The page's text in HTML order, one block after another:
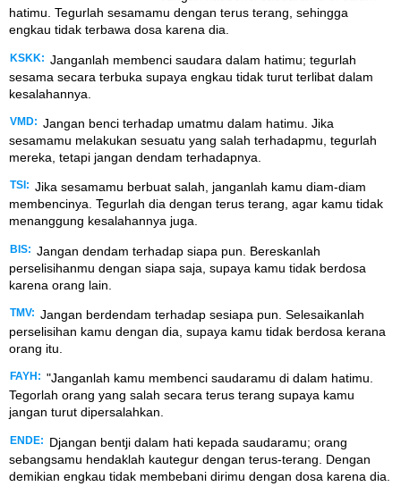
hatimu. Tegurlah sesamamu dengan terus terang, sehingga
engkau tidak terbawa dosa karena dia.
KSKK: Janganlah membenci saudara dalam hatimu; tegurlah
sesama secara terbuka supaya engkau tidak turut terlibat dalam
kesalahannya.
VMD: Jangan benci terhadap umatmu dalam hatimu. Jika
sesamamu melakukan sesuatu yang salah terhadapmu, tegurlah
mereka, tetapi jangan dendam terhadapnya.
TSI: Jika sesamamu berbuat salah, janganlah kamu diam-diam
membencinya. Tegurlah dia dengan terus terang, agar kamu tidak
menanggung kesalahannya juga.
BIS: Jangan dendam terhadap siapa pun. Bereskanlah
perselisihanmu dengan siapa saja, supaya kamu tidak berdosa
karena orang lain.
TMV: Jangan berdendam terhadap sesiapa pun. Selesaikanlah
perselisihan kamu dengan dia, supaya kamu tidak berdosa kerana
orang itu.
FAYH: "Janganlah kamu membenci saudaramu di dalam hatimu.
Tegorlah orang yang salah secara terus terang supaya kamu
jangan turut dipersalahkan.
ENDE:
Djangan bentji dalam hati kepada saudaramu; orang
sebangsamu hendaklah kautegur dengan terus-terang. Dengan
demikian engkau tidak membebani dirimu dengan dosa karena dia.